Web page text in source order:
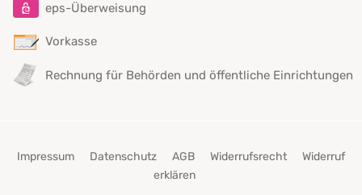
eps-Überweisung
Vorkasse
Rechnung für Behörden und öffentliche Einrichtungen
Impressum Datenschutz AGB Widerrufsrecht
Widerruf
erklären